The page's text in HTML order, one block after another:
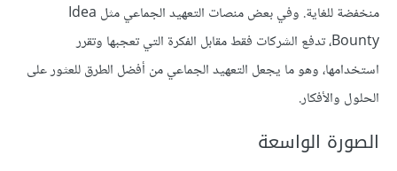
منخفضة للغاية. وفي بعض منصات التعهيد الجماعي مثل Idea
Bounty، تدفع الشركات فقط مقابل الفكرة التي تعجبها وتقرر
استخدامها، وهو ما يجعل التعهيد الجماعي من أفضل الطرق للعثور على
الحلول والأفكار.
الصورة الواسعة